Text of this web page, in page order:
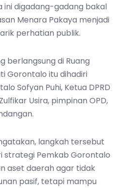
ini digadang-gadang bakal
Menara Pakaya menjadi
perhatian publik.
berlangsung di Ruang
Gorontalo itu dihadiri
Sofyan Puhi, Ketua DPRD
Usira, pimpinan OPD,
langkah tersebut
strategi Pemkab Gorontalo
aset daerah agar tidak
pasif, tetapi mampu